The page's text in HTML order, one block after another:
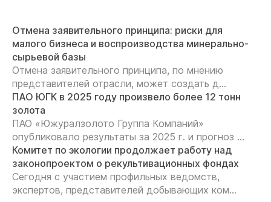
Отмена заявительного принципа: риски для
малого бизнеса и воспроизводства минерально-
сырьевой базы
Отмена заявительного принципа, по мнению
представителей отрасли, может создать д...
ПАО ЮГК в 2025 году произвело более 12 тонн
золота
ПАО «Южуралзолото Группа Компаний»
опубликовало результаты за 2025 г. и прогноз ...
Комитет по экологии продолжает работу над
законопроектом о рекультивационных фондах
Сегодня с участием профильных ведомств,
экспертов, представителей добывающих ком...